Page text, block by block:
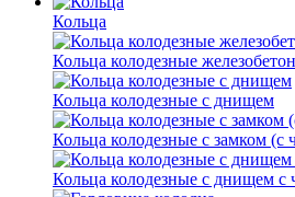
Кольца
Кольца колодезные
Кольца колодезные с днищем
Кольца колодезные с замком (с
Кольца колодезные с днищем с